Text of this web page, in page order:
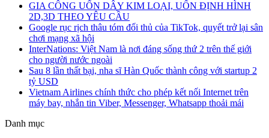
GIA CÔNG UỐN DÂY KIM LOẠI, UỐN ĐỊNH HÌNH
2D,3D THEO YÊU CẦU
Google rục rịch thâu tóm đối thủ của TikTok, quyết trở lại sân
chơi mạng xã hội
InterNations: Việt Nam là nơi đáng sống thứ 2 trên thế giới
cho người nước ngoài
Sau 8 lần thất bại, nha sĩ Hàn Quốc thành công với startup 2
tỷ USD
Vietnam Airlines chính thức cho phép kết nối Internet trên
máy bay, nhắn tin Viber, Messenger, Whatsapp thoải mái
Danh mục